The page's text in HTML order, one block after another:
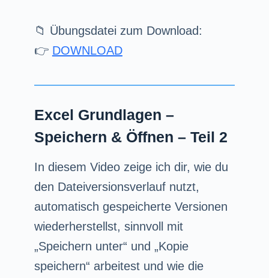
📁 Übungsdatei zum Download:
👉 DOWNLOAD
Excel Grundlagen –
Speichern & Öffnen – Teil 2
In diesem Video zeige ich dir, wie du
den Dateiversionsverlauf nutzt,
automatisch gespeicherte Versionen
wiederherstellst, sinnvoll mit
„Speichern unter“ und „Kopie
speichern“ arbeitest und wie die